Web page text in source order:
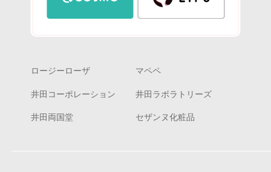
ロージーローザ マペペ
井田コーポレーション 井田ラボラトリーズ
井田両国堂 セザンヌ化粧品